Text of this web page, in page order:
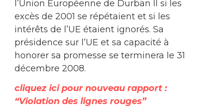
l’Union Européenne de Durban II si les
excès de 2001 se répétaient et si les
intérêts de l’UE étaient ignorés. Sa
présidence sur l’UE et sa capacité à
honorer sa promesse se terminera le 31
décembre 2008.
cliquez ici pour nouveau rapport :
“Violation des lignes rouges”